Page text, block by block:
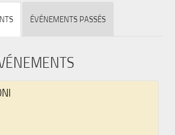
ÉVÉNEMENTS PASSÉS
choix en matière de
confidentialité